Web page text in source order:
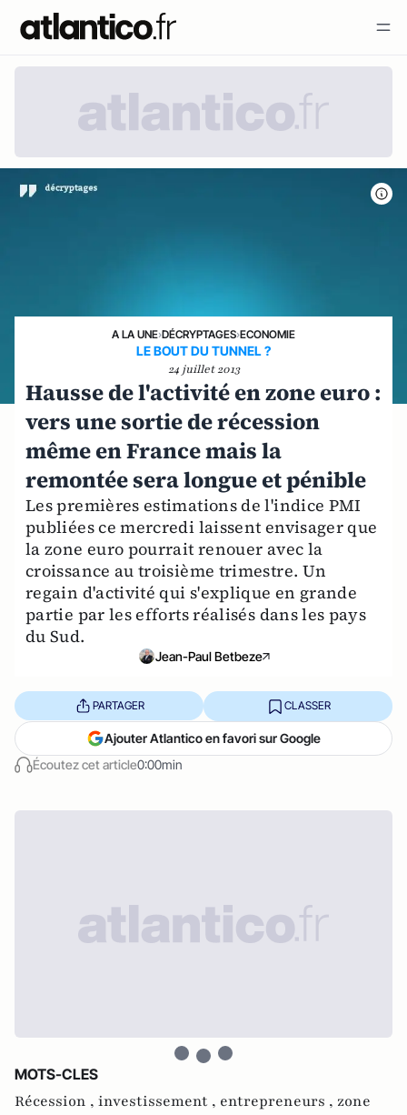
A LA UNE›DÉCRYPTAGES›ECONOMIE
LE BOUT DU TUNNEL ?
24 juillet 2013
Hausse de l'activité en zone euro :
vers une sortie de récession
même en France mais la
remontée sera longue et pénible
Les premières estimations de l'indice PMI
publiées ce mercredi laissent envisager que
la zone euro pourrait renouer avec la
croissance au troisième trimestre. Un
regain d'activité qui s'explique en grande
partie par les efforts réalisés dans les pays
du Sud.
Jean-Paul Betbeze
Écoutez cet article0:00min
PARTAGER CLASSER
Ajouter Atlantico en favori sur Google
MOTS-CLES
Récession , investissement , entrepreneurs , zone